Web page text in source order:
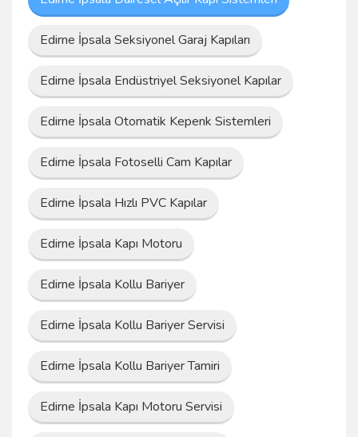
Edirne İpsala Seksiyonel Garaj Kapıları
Edirne İpsala Endüstriyel Seksiyonel Kapılar
Edirne İpsala Otomatik Kepenk Sistemleri
Edirne İpsala Fotoselli Cam Kapılar
Edirne İpsala Hızlı PVC Kapılar
Edirne İpsala Kapı Motoru
Edirne İpsala Kollu Bariyer
Edirne İpsala Kollu Bariyer Servisi
Edirne İpsala Kollu Bariyer Tamiri
Edirne İpsala Kapı Motoru Servisi